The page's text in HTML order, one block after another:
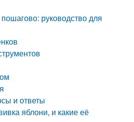
руководство для
и ответы
яблони, и какие её